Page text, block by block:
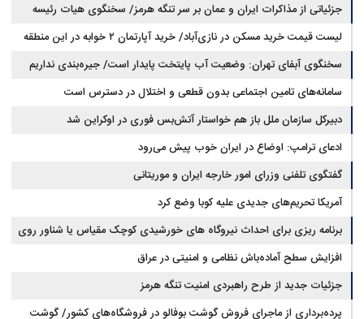
جزئیاتی از مذاکرات ایران و عمان بر سر تنگه هرمز/ سخنگوی هیات رئیسه
مجلس: بیانیه‌ای شامل تصحیح مسیر تردد دریایی در تنگه، در آستانه نهایی شدن
است
لیست قیمت خرید مسکن در نازی‌آباد/ خرید آپارتمان ۲ خوابه در این منطقه
چقدر سرمایه نیاز دارد؟ + جدول مردادماه ۱۴۰۵
سخنگوی آبفای تهران: وضعیت آب پایتخت پایدار است/ جیره‌بندی نداریم
سامانه‌های تامین اجتماعی بدون قطعی و اختلال در دسترس است
دبیرکل سازمان ملل باز هم خواستار آتش‌بس فوری در اوکراین شد
ادعای ترامپ: اوضاع در ایران خوب پیش می‌رود
گفتگوی تلفنی وزرای امور خارجه ایران و موریتانی
آمریکا تحریم‌های جدیدی علیه کوبا وضع کرد
برنامه ریزی برای احداث نیروگاه های خورشیدی کوچک مقیاس یا شناور روی
آب در مازندران
افزایش سطح آماده‌باش نظامی و امنیتی در عراق
جزئیات جدید از طرح راهبردی امنیت تنگه هرمز
پرده‌برداری از ماجرای فروش گوشت بوفالو در فروشگاه‌های کشور/ گوشت